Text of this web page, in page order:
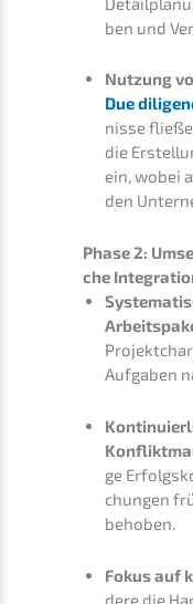
ben und
Nutzung
Due
nis­se
die
ein, wobei
den
Phase 2:
che
Aufga­ben
ge
chun­gen
behoben.
Fokus auf
de­re die